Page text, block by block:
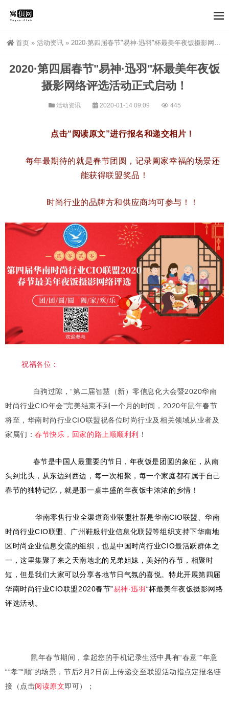
首页 » 活动资讯 » 2020·第四届春节"易神·迅羽"杯最美年夜饭摄影网络评选活动正式启动！
2020·第四届春节"易神·迅羽"杯最美年夜饭
摄影网络评选活动正式启动！
活动资讯 2020-01-14 09:09 445
点击“阅读原文”进行报名和递交相片！
每年最期待的就是春节团圆，记录阖家幸福的场景还
能获得联盟奖品！
时尚行业的品牌方和供应商均可参与！！
祝福各位：
白驹过隙，“第二届智慧（新）零信息化大会暨2020华南
时尚行业CIO年会”完美结束不到一个月的时间，2020年鼠年春节
将至，华南时尚行业CIO联盟祝各位时尚行业及相关领域从业者及
家属们：春节快乐，回家的路上顺顺利利 ！
春节是中国人最重要的节日，年夜饭是团圆的象征，从南
头到北头，从东边到西边，每一次相聚，每一个家庭都有属于自己
春节的独特记忆，就是那一桌丰盛的年夜饭中浓浓的乡情！
华南零售行业全渠道商业联盟社群是华南CIO联盟、华南
时尚行业CIO联盟、广州鞋服行业信息化联盟等组织支持下华南地
区时尚企业信息交流的组织，也是中国时尚行业CIO最活跃群体之
一，这里集聚了来之天南地北的兄弟姐妹，美好的春节，相聚时
短，但是我们大家可以分享各地节日气氛的喜悦。特此开展第四届
华南时尚行业CIO联盟2020春节”易神·迅羽“杯最美年夜饭摄影网络
评选活动。
鼠年春节期间，拿起您的手机记录生活中具有“春意””年意
““孝”“顺”的场景，节后2月2日前上传递交至联盟活动指点定报名链
接（点击阅读原文即可）；